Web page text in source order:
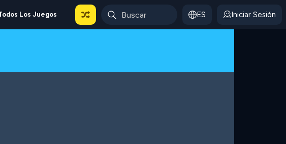
Los Juegos ES Iniciar Sesión